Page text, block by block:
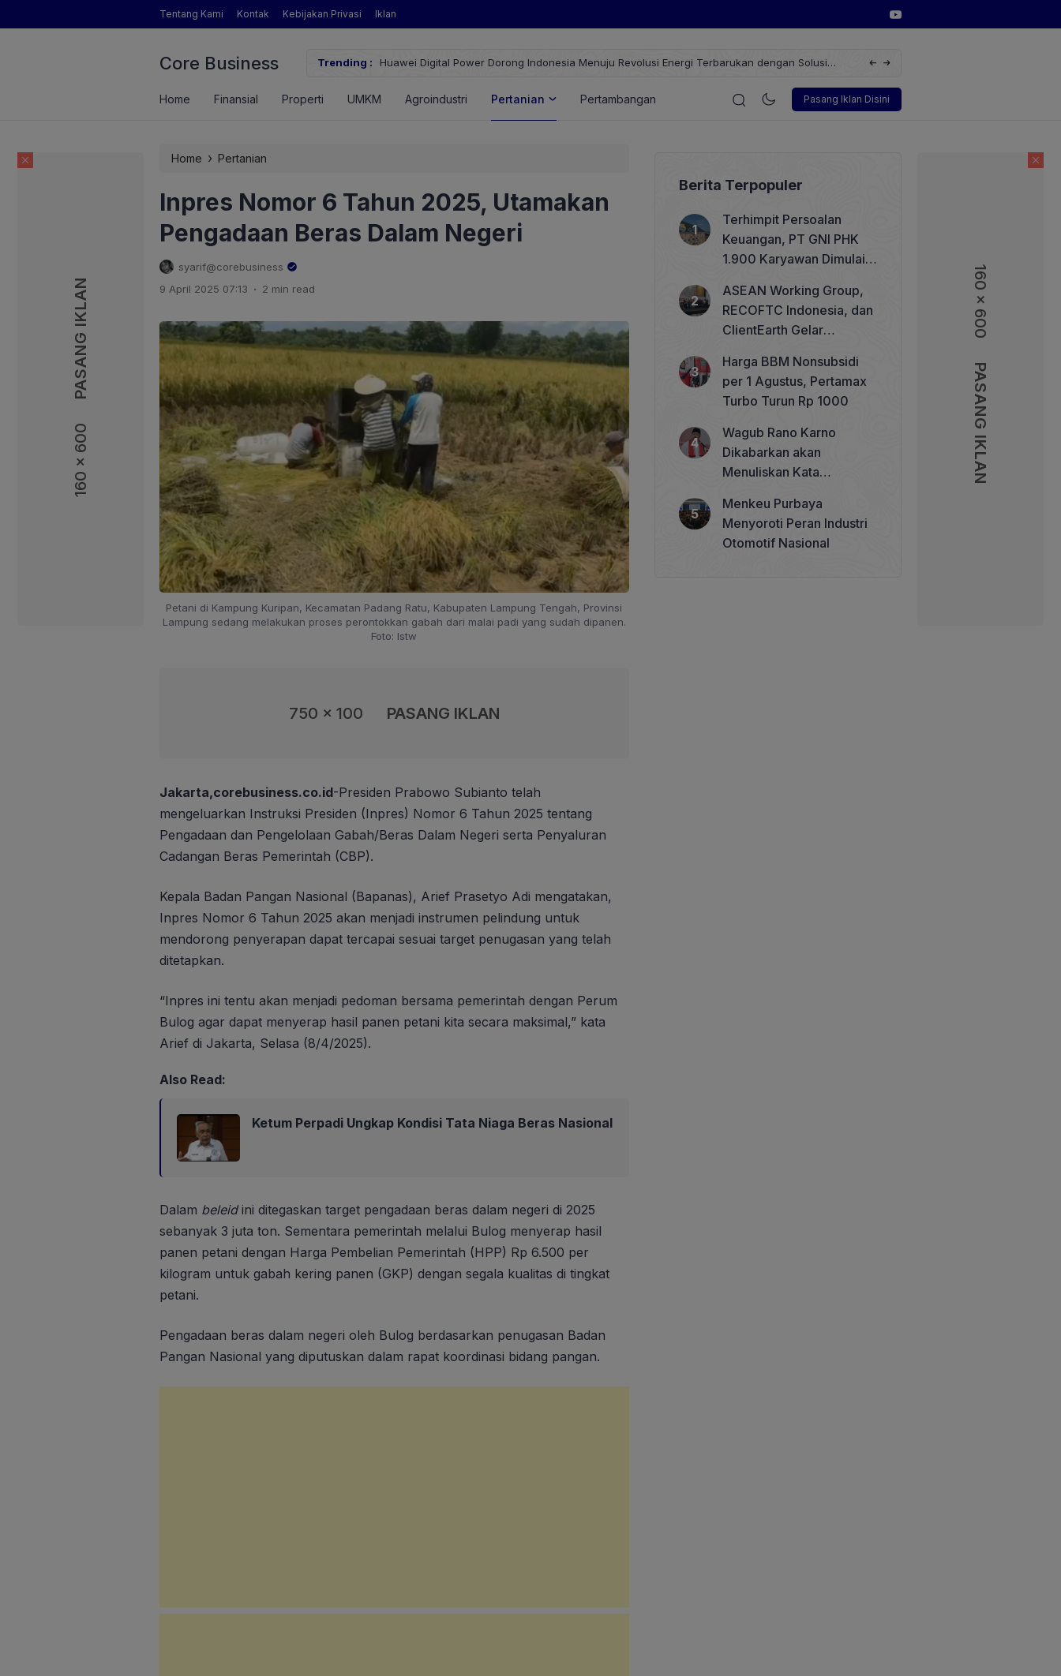
160 x 600
PASANG IKLAN 160 x 600
PASANG IKLAN
Tentang Kami Kontak Kebijakan Privasi Iklan
Core Business Trending :
Pertanian yang Dimaksud Mentan Amran?
Huawei Digital Power Dorong Indonesia Menuju Revolusi Energi Terbarukan dengan Solusi
Wakil Direktur Utama PT Pelindo,
Pasang Iklan Disini
Home Finansial Properti UMKM Agroindustri Pertanian Pertambangan Korporasi Teknologi Otomotif
160 x 600
PASANG IKLAN
Home › Pertanian
Inpres Nomor 6 Tahun 2025, Utamakan
Pengadaan Beras Dalam Negeri
syarif@corebusiness
9 April 2025 07:13 . 2 min read
Petani di Kampung Kuripan, Kecamatan Padang Ratu, Kabupaten Lampung Tengah, Provinsi
Lampung sedang melakukan proses perontokkan gabah dari malai padi yang sudah dipanen.
Foto: Istw
750 x 100 PASANG IKLAN
Jakarta,corebusiness.co.id-Presiden Prabowo Subianto telah
mengeluarkan Instruksi Presiden (Inpres) Nomor 6 Tahun 2025 tentang
Pengadaan dan Pengelolaan Gabah/Beras Dalam Negeri serta Penyaluran
Cadangan Beras Pemerintah (CBP).
Kepala Badan Pangan Nasional (Bapanas), Arief Prasetyo Adi mengatakan,
Inpres Nomor 6 Tahun 2025 akan menjadi instrumen pelindung untuk
mendorong penyerapan dapat tercapai sesuai target penugasan yang telah
ditetapkan.
“Inpres ini tentu akan menjadi pedoman bersama pemerintah dengan Perum
Bulog agar dapat menyerap hasil panen petani kita secara maksimal,” kata
Arief di Jakarta, Selasa (8/4/2025).
Also Read:
Ketum Perpadi Ungkap Kondisi Tata Niaga Beras Nasional
Dalam beleidini ditegaskan target pengadaan beras dalam negeri di 2025
sebanyak 3 juta ton. Sementara pemerintah melalui Bulog menyerap hasil
panen petani dengan Harga Pembelian Pemerintah (HPP) Rp 6.500 per
kilogram untuk gabah kering panen (GKP) dengan segala kualitas di tingkat
petani.
Pengadaan beras dalam negeri oleh Bulog berdasarkan penugasan Badan
Pangan Nasional yang diputuskan dalam rapat koordinasi bidang pangan.
Berita Terpopuler
Terhimpit Persoalan
Keuangan, PT GNI PHK
1.900 Karyawan Dimulai 5
ASEAN Working Group,
RECOFTC Indonesia, dan
ClientEarth Gelar
Memperkuat Tata Kelola
Perhutanan Sosial
Harga BBM Nonsubsidi
per 1 Agustus, Pertamax
Turbo Turun Rp 1000
Wagub Rano Karno
Dikabarkan akan
Menuliskan Kata
Betawi 100 Tahun
Menkeu Purbaya
Menyoroti Peran Industri
Otomotif Nasional